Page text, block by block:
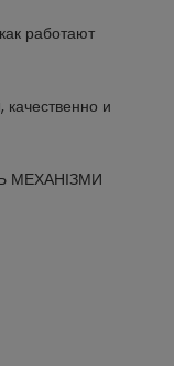
работают
и
МЕХАНІЗМИ